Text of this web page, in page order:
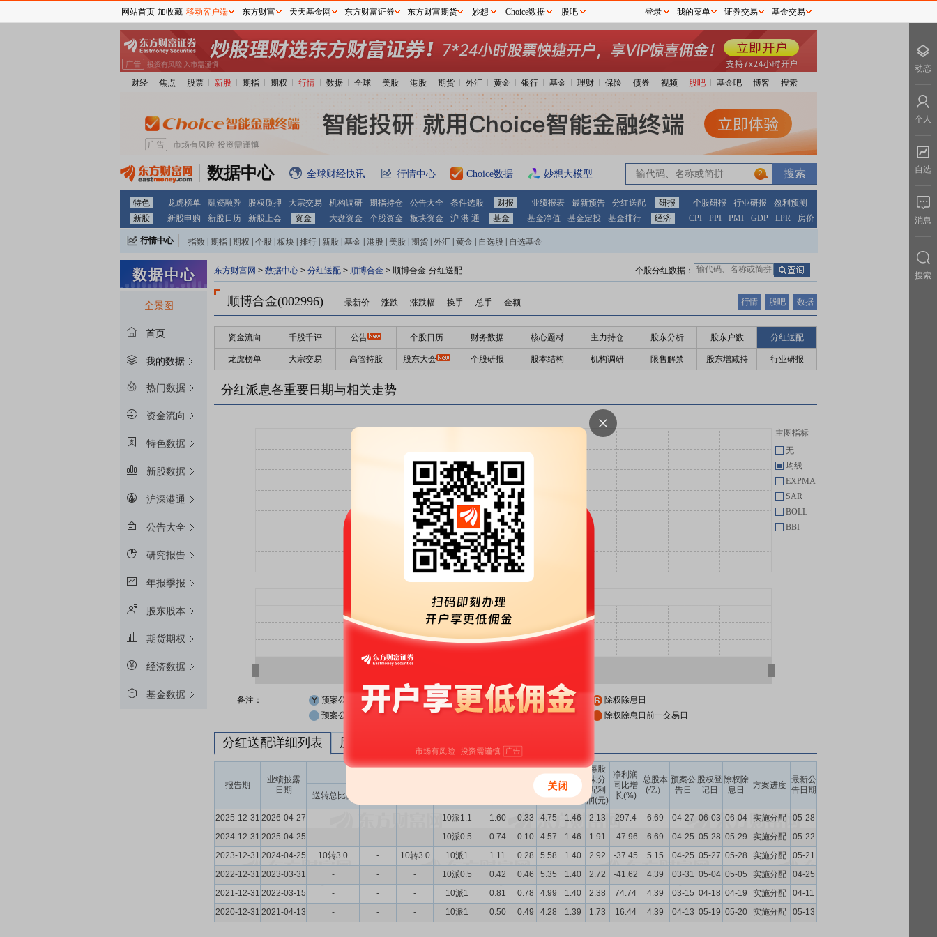
财经 焦点 股票 新股 期指 期权 行情 数据 全球 美股 港股 期货 外汇 黄金 银行 基金 理财 保险 债券 视频 股吧 基金吧 博客 搜索
数据中心 全球财经快讯 行情中心 Choice数据 妙想大模型 2
特色 龙虎榜单 融资融券 股权质押 大宗交易 机构调研 期指持仓 公告大全 条件选股 财报 业绩报表 最新预告 分红送配 研报 个股研报 行业研报
盈利预测
新股
新股申购 新股日历 新股上会 资金 大盘资金 个股资金 板块资金 沪 港 通 基金 基金净值 基金定投 基金排行 经济 CPI PPI PMI GDP LPR 房价
行情中心 指数 期指 期权 个股 板块 排行 新股 基金 港股 美股 期货 外汇 黄金 自选股 自选基金
全景图
首页
我的数据
热门数据
资金流向
特色数据
新股数据
沪深港通
公告大全
研究报告
年报季报
股东股本
期货期权
经济数据
基金数据
东方财富网 > 数据中心 > 分红送配 > 顺博合金 > 顺博合金-分红送配 个股分红数据：
顺博合金(002996) 最新价 - 涨跌 - 涨跌幅 - 换手 - 总手 - 金额 - 行情 股吧 数据
资金流向 千股千评 公告 个股日历 财务数据 核心题材 主力持仓 股东分析 股东户数 分红送配
龙虎榜单 大宗交易 高管持股 股东大会 个股研报 股本结构 机构调研 限售解禁 股东增减持 行业研报
分红派息各重要日期与相关走势
主图指标
无
均线
EXPMA
SAR
BOLL
BBI
备注： 预案公布日 股权登记日
除权除息日
预案公布日前一交易日
股权登记日前一交易日 除权除息日前一交易日
分红送配详细列表 历次分红派息与涨跌幅表现
报告期
业绩披露
日期
收益
每股
净资
产(元)
每股
公积
金(元)
每股
未分
配利
润(元)
净利润
同比增
长(%)
总股本
(亿）
预案公
告日
股权登
记日
除权除
息日
方案进度
最新公
告日期
送转总比例
2025-12-31 2026-04-27 - - - 10派1.1 1.60 0.33 4.75 1.46 2.13 297.4 6.69 04-27 06-03 06-04 实施分配
05-28
2024-12-31 2025-04-25 - - - 10派0.5 0.74 0.10 4.57 1.46 1.91 -47.96 6.69 04-25 05-28 05-29 实施分配
05-22
2023-12-31 2024-04-25 10转3.0 - 10转3.0 10派1 1.11 0.28 5.58 1.40 2.92 -37.45 5.15 04-25 05-27 05-28 实施分配
05-21
2022-12-31 2023-03-31 - - - 10派0.5 0.42 0.46 5.35 1.40 2.72 -41.62 4.39 03-31 05-04 05-05 实施分配
04-25
2021-12-31 2022-03-15 - - - 10派1 0.81 0.78 4.99 1.40 2.38 74.74 4.39 03-15 04-18 04-19 实施分配
04-11
2020-12-31 2021-04-13 - - - 10派1 0.50 0.49 4.28 1.39 1.73 16.44 4.39 04-13 05-19 05-20 实施分配 05-13
网站首页 加收藏 移动客户端 东方财富 天天基金网 东方财富证券 东方财富期货 妙想 Choice数据 股吧 登录 我的菜单 证券交易 基金交易
动态
个人
自选
消息
搜索